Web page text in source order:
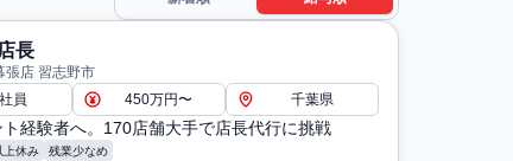
長
店 習志野市
員
450万円〜 千葉県
経験者へ。170店舗大手で店長代行に挑戦
上休み 残業少なめ